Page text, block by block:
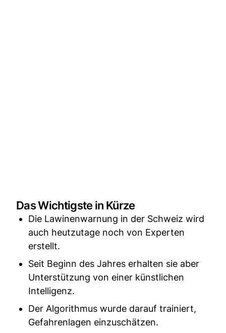
Das Wichtigste in Kürze
Die Lawinenwarnung in der Schweiz wird
auch heutzutage noch von Experten
erstellt.
Seit Beginn des Jahres erhalten sie aber
Unterstützung von einer künstlichen
Intelligenz.
Der Algorithmus wurde darauf trainiert,
Gefahrenlagen einzuschätzen.